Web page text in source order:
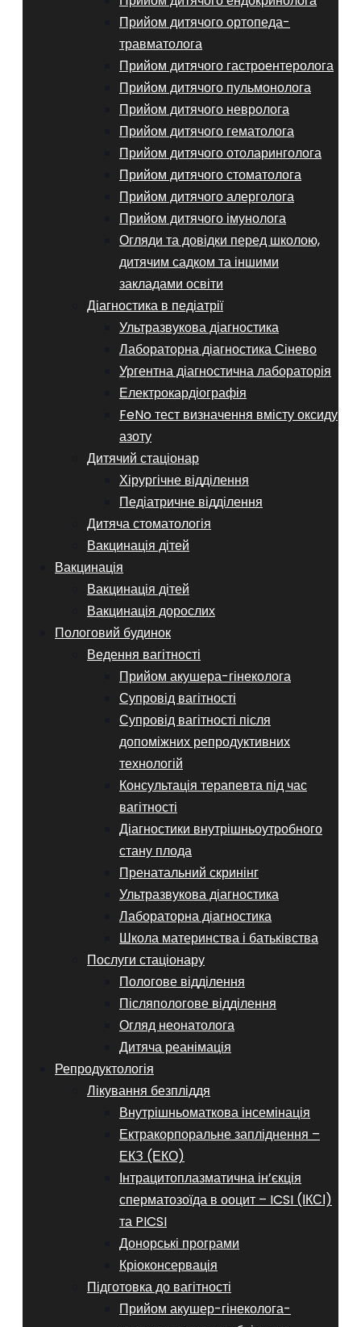
Прийом дитячого ортопеда-
травматолога
Прийом дитячого гастроентеролога
Прийом дитячого пульмонолога
Прийом дитячого невролога
Прийом дитячого гематолога
Прийом дитячого отоларинголога
Прийом дитячого стоматолога
Прийом дитячого алерголога
Прийом дитячого імунолога
Огляди та довідки перед школою,
дитячим садком та іншими
закладами освіти
Діагностика в педіатрії
Ультразвукова діагностика
Лабораторна діагностика Сінево
Ургентна діагностична лабораторія
Електрокардіографія
FeNo тест визначення вмісту оксиду
азоту
Дитячий стаціонар
Хірургічне відділення
Педіатричне відділення
Дитяча стоматологія
Вакцинація дітей
Вакцинація
Вакцинація дітей
Вакцинація дорослих
Пологовий будинок
Ведення вагітності
Прийом акушера-гінеколога
Супровід вагітності
Супровід вагітності після
допоміжних репродуктивних
технологій
Консультація терапевта під час
вагітності
Діагностики внутрішньоутробного
стану плода
Пренатальний скринінг
Ультразвукова діагностика
Лабораторна діагностика
Школа материнства і батьківства
Послуги стаціонару
Пологове відділення
Післяпологове відділення
Огляд неонатолога
Дитяча реанімація
Репродуктологія
Лікування безпліддя
Внутрішньоматкова інсемінація
Ектракорпоральне запліднення –
ЕКЗ (ЕКО)
Інтрацитоплазматична ін’єкція
сперматозоїда в ооцит – ICSI (ІКСІ)
та PICSI
Донорські програми
Кріоконсервація
Підготовка до вагітності
Прийом акушер-гінеколога-